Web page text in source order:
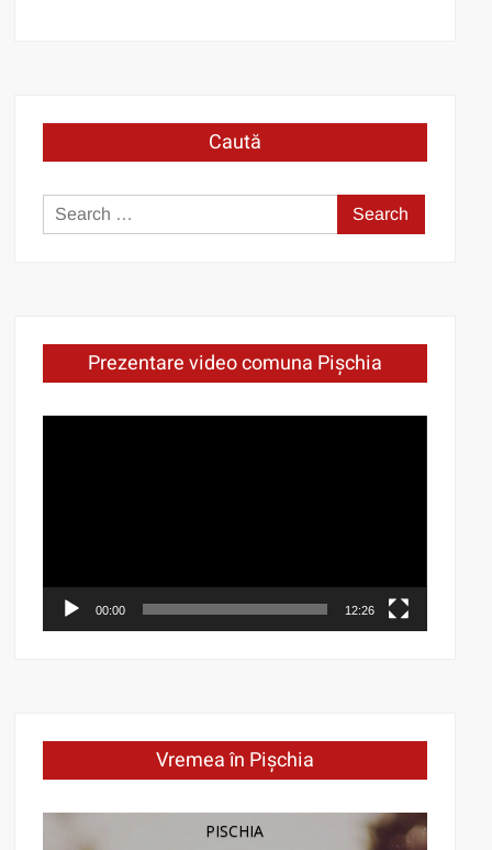
Caută
Search
for:
Prezentare video comuna Pișchia
00:00 12:26
Vremea în Pișchia
PISCHIA